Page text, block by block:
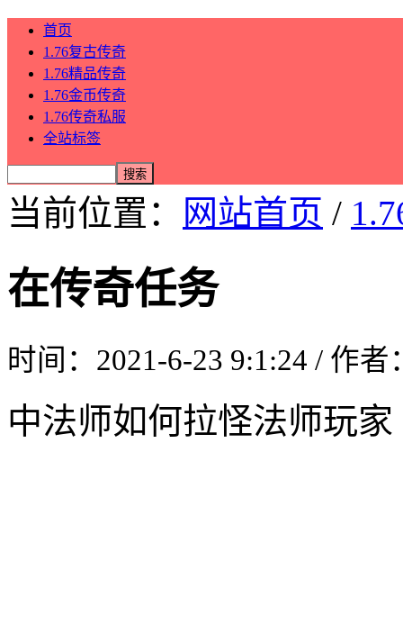
首页
1.76复古传奇
1.76精品传奇
1.76金币传奇
1.76传奇私服
全站标签
当前位置： 网站首页 /
在传奇任务
时间：2021-6-23 9:1:24 / 作
中法师如何拉怪法师玩家